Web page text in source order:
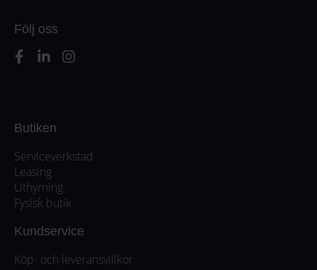
Följ oss
Butiken
Serviceverkstad
Leasing
Uthyrning
Fysisk butik
Kundservice
Köp- och leveransvillkor